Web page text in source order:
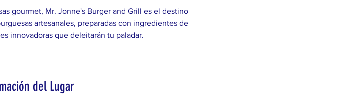
gourmet, Mr. Jonne's Burger and Grill es el destino
artesanales, preparadas con ingredientes de
innovadoras que deleitarán tu paladar.
del Lugar